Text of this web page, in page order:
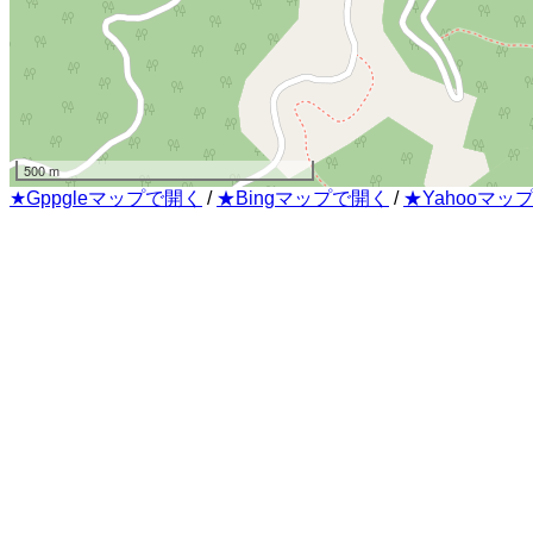
500 m
★Gppgleマップで開く / ★Bingマップで開く / ★Yahooマッ